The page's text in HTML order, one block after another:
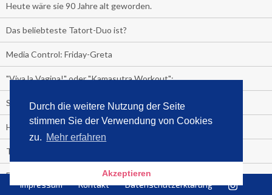
Durch die weitere Nutzung der Seite
stimmen Sie der Verwendung von Cookies
zu. Mehr erfahren
Akzeptieren
Heute wäre sie 90 Jahre alt geworden.
Das beliebteste Tatort-Duo ist?
Media Control: Friday-Greta
"Viva la Vagina!" oder "Kamasutra Workout":
Senna Gammour erhält Spitzenfeder für meistverkauftes Buch
Heute ist Welttag des Buches!
TV-Marktanteile auf einen Blick
Fußball TV-Quoten:
Impressum Kontakt Datenschutzerklärung